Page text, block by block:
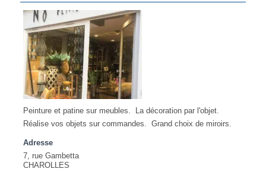
Peinture et patine sur meubles. La décoration par l'objet.
Réalise vos objets sur commandes. Grand choix de miroirs.
Adresse
7, rue Gambetta
CHAROLLES